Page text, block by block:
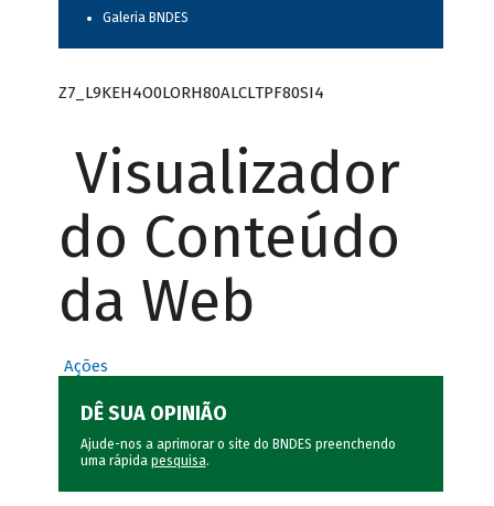
Galeria BNDES
Z7_L9KEH4O0LORH80ALCLTPF80SI4
Visualizador
do Conteúdo
da Web
Ações
DÊ SUA OPINIÃO
Ajude-nos a aprimorar o site do BNDES preenchendo
uma rápida pesquisa.